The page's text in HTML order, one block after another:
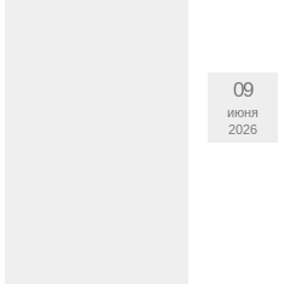
09
июня
2026